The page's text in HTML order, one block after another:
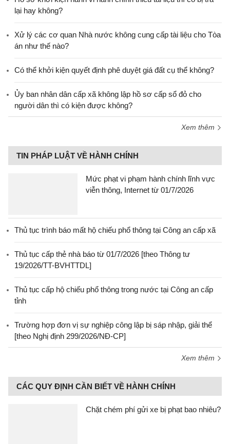
lại hay không?
Xử lý các cơ quan Nhà nước không cung cấp tài liệu cho Tòa
án như thế nào?
Có thể khởi kiện quyết định phê duyệt giá đất cụ thể không?
Ủy ban nhân dân cấp xã không lập hồ sơ cấp sổ đỏ cho
người dân thì có kiện được không?
Xem thêm
TIN PHÁP LUẬT VỀ HÀNH CHÍNH
Mức phạt vi phạm hành chính lĩnh vực
viễn thông, Internet từ 01/7/2026
Thủ tục trình báo mất hộ chiếu phổ thông tại Công an cấp xã
Thủ tục cấp thẻ nhà báo từ 01/7/2026 [theo Thông tư
19/2026/TT-BVHTTDL]
Thủ tục cấp hộ chiếu phổ thông trong nước tại Công an cấp
tỉnh
Trường hợp đơn vị sự nghiệp công lập bị sáp nhập, giải thể
[theo Nghị định 299/2026/NĐ-CP]
Xem thêm
CÁC QUY ĐỊNH CẦN BIẾT VỀ HÀNH CHÍNH
Chặt chém phí gửi xe bị phạt bao nhiêu?